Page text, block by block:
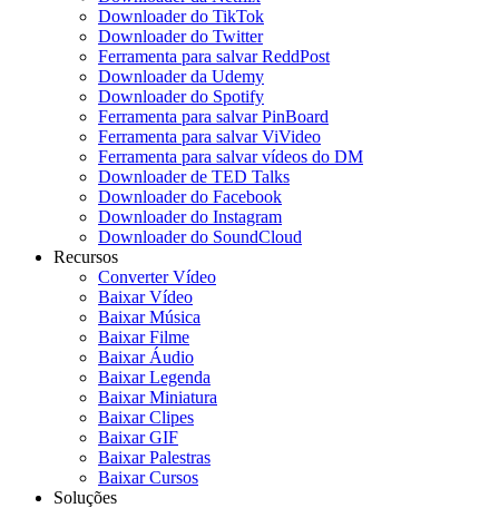
Downloader do TikTok
Downloader do Twitter
Ferramenta para salvar ReddPost
Downloader da Udemy
Downloader do Spotify
Ferramenta para salvar PinBoard
Ferramenta para salvar ViVideo
Ferramenta para salvar vídeos do DM
Downloader de TED Talks
Downloader do Facebook
Downloader do Instagram
Downloader do SoundCloud
Recursos
Converter Vídeo
Baixar Vídeo
Baixar Música
Baixar Filme
Baixar Áudio
Baixar Legenda
Baixar Miniatura
Baixar Clipes
Baixar GIF
Baixar Palestras
Baixar Cursos
Soluções